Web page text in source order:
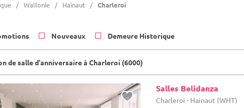
Wallonie Hainaut Charleroi
Nouveaux Demeure Historique
de salle d'anniversaire à Charleroi (6000)
Salles Belidanza
Charleroi - Hainaut (WHT)